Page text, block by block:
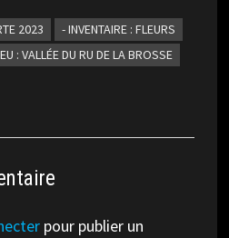
2023
- INVENTAIRE : FLEURS
: VALLÉE DU RU DE LA BROSSE
pour publier un